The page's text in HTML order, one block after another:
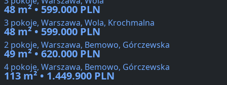
48 m² • 599.000 PLN
3 pokoje, Warszawa, Wola, Krochmalna
48 m² • 599.000 PLN
2 pokoje, Warszawa, Bemowo, Górczewska
49 m² • 620.000 PLN
4 pokoje, Warszawa, Bemowo, Górczewska
113 m² • 1.449.900 PLN